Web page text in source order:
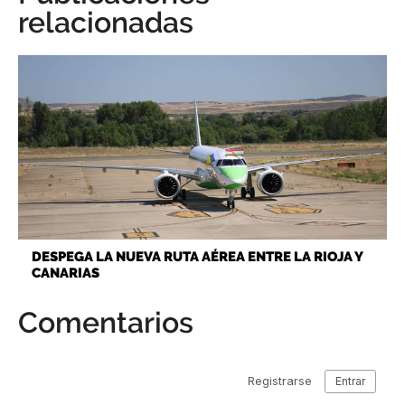
relacionadas
DESPEGA LA NUEVA RUTA AÉREA ENTRE LA RIOJA Y
CANARIAS
Comentarios